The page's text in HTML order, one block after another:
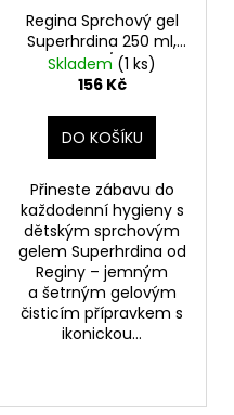
Regina Sprchový gel
Superhrdina 250 ml,
EXP: 05/2026
Skladem (1 ks)
156 Kč
DO KOŠÍKU
Přineste zábavu do
každodenní hygieny s
dětským sprchovým
gelem Superhrdina od
Reginy – jemným
a šetrným gelovým
čisticím přípravkem s
ikonickou...